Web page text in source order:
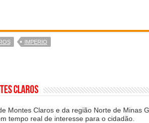
IMPERIO
Claros
Montes Claros e da região Norte de Minas
tempo real de interesse para o cidadão.